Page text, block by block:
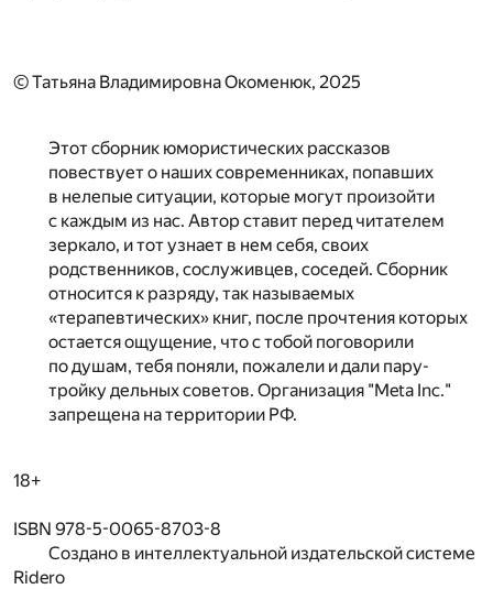
© Татьяна Владимировна Окоменюк, 2025
Этот сборник юмористических рассказов
повествует о наших современниках, попавших
в нелепые ситуации, которые могут произойти
с каждым из нас. Автор ставит перед читателем
зеркало, и тот узнает в нем себя, своих
родственников, сослуживцев, соседей. Сборник
относится к разряду, так называемых
«терапевтических» книг, после прочтения которых
остается ощущение, что с тобой поговорили
по душам, тебя поняли, пожалели и дали пару-
тройку дельных советов. Организация "Meta Inc."
запрещена на территории РФ.
18+
ISBN 978-5-0065-8703-8
Создано в интеллектуальной издательской системе
Ridero